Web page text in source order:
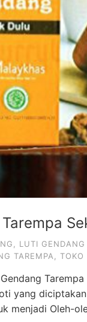
LUTI
TAREMPA TOKO
yang
menjadi Oleh-